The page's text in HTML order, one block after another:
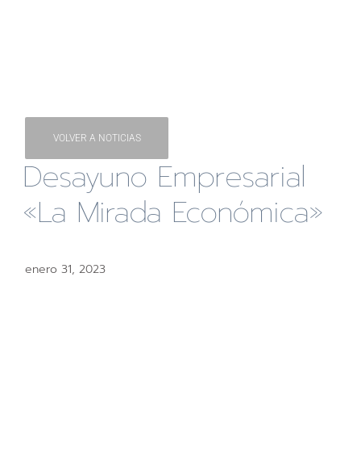
VOLVER A NOTICIAS
Desayuno Empresarial
«La Mirada Económica»
enero 31, 2023